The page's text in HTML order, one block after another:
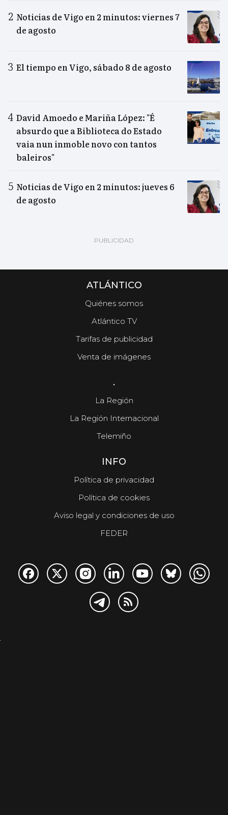
Noticias de Vigo en 2 minutos: viernes 7
de agosto
El tiempo en Vigo, sábado 8 de agosto
David Amoedo e Mariña López: "É
absurdo que a Biblioteca do Estado
vaia nun inmoble novo con tantos
baleiros"
Noticias de Vigo en 2 minutos: jueves 6
de agosto
ATLÁNTICO
Quiénes somos
Atlántico TV
Tarifas de publicidad
Venta de imágenes
.
La Región
La Región Internacional
Telemiño
INFO
Política de privacidad
Política de cookies
Aviso legal y condiciones de uso
FEDER